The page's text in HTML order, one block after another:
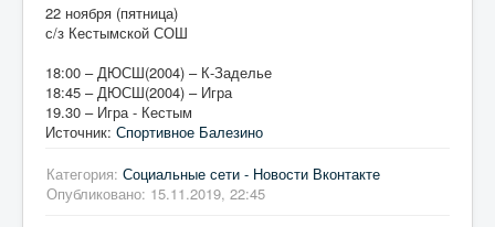
22 ноября (пятница)
с/з Кестымской СОШ
18:00 – ДЮСШ(2004) – К-Заделье
18:45 – ДЮСШ(2004) – Игра
19.30 – Игра - Кестым
Источник: Спортивное Балезино
Категория: Социальные сети - Новости Вконтакте
Опубликовано: 15.11.2019, 22:45